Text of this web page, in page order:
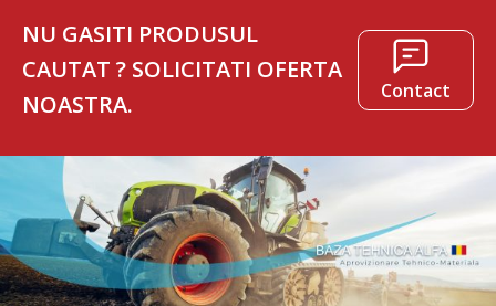
NU GASITI PRODUSUL
CAUTAT ? SOLICITATI OFERTA
NOASTRA.
Contact